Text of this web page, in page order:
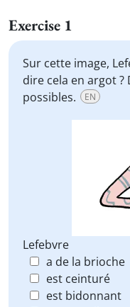
Exercise 1
Sur cette image,
dire cela en argot
possibles.
EN
Lefebvre
a de la brioche
est ceinturé
est bidonnant